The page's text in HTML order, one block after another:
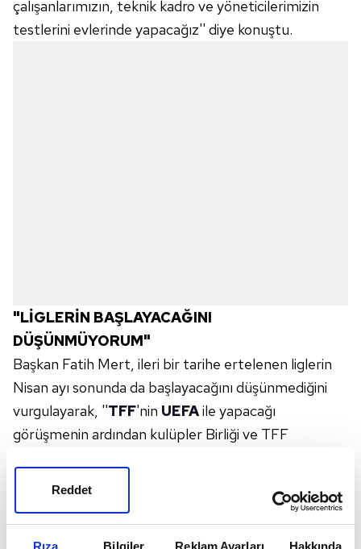
Rıza Bilgiler Reklam Ayarları Hakkında
Reddet
çalışanlarımızın, teknik kadro ve yöneticilerimizin
testlerini evlerinde yapacağız'' diye konuştu.
"LİGLERİN BAŞLAYACAĞINI
DÜŞÜNMÜYORUM"
Başkan Fatih Mert, ileri bir tarihe ertelenen liglerin
Nisan ayı sonunda da başlayacağını düşünmediğini
vurgulayarak, ''TFF'nin UEFAile yapacağı
görüşmenin ardından kulüpler Birliği ve TFF
Kasapoğlu ile bir araya gelecek. Tahminimce Bilim
Kurulu'nun vereceği karara göre ligler ve diğer
branşlarla ilgili kararlar alınacak. Şahsi görüşüm,